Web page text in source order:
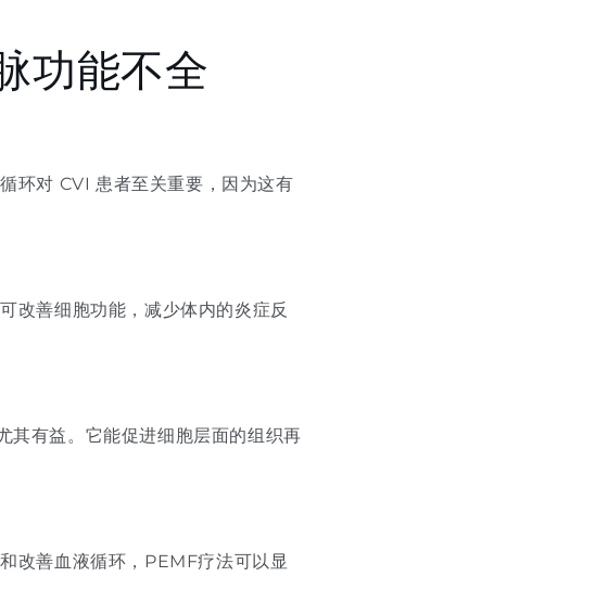
功能不全
环对 CVI 患者至关重要，因为这有
改善细胞功能，减少体内的炎症反
其有益。它能促进细胞层面的组织再
改善血液循环，PEMF疗法可以显